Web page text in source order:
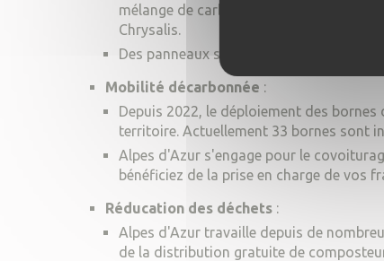
mélange de carburant, dont une partie
Chrysalis.
Des panneaux solaires ont été installés
Mobilité décarbonnée :
Depuis 2022, le déploiement des
territoire. Actuellement 33 bornes sont
Alpes d'Azur s'engage pour le
bénéficiez de la prise en charge de vos
Réducation des déchets :
Alpes d'Azur travaille depuis de
de la distribution gratuite de